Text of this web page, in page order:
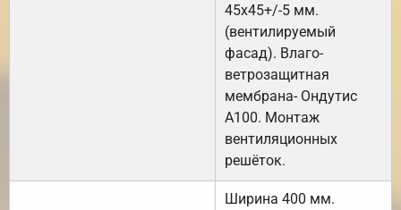
45х45+/-5 мм.
(вентилируемый
фасад). Влаго-
ветрозащитная
мембрана- Ондутис
А100. Монтаж
вентиляционных
решёток.
Ширина 400 мм.